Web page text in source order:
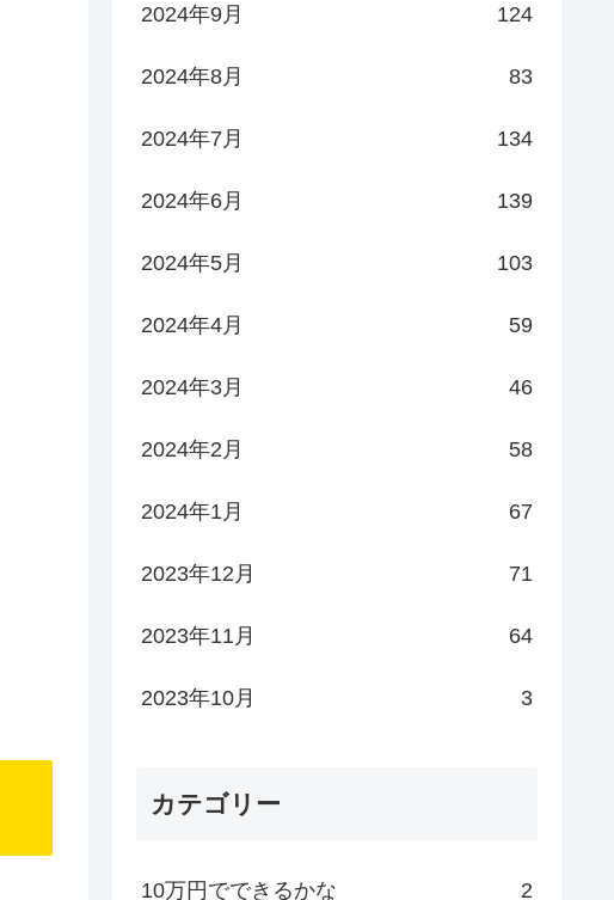
2024年9月 124
2024年8月 83
2024年7月 134
2024年6月 139
2024年5月 103
2024年4月 59
2024年3月 46
2024年2月 58
2024年1月 67
2023年12月 71
2023年11月 64
2023年10月 3
カテゴリー
10万円でできるかな 2